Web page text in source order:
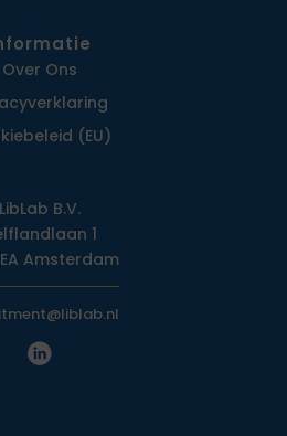
Over Ons
(EU)
LibLab B.V.
1
Amsterdam